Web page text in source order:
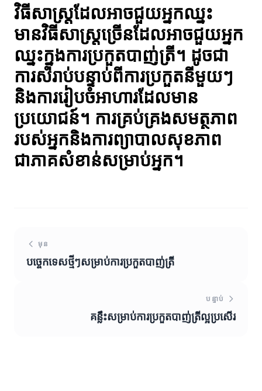
វិធីសាស្ត្រដែលអាចជួយអ្នកឈ្នះ
មានវិធីសាស្ត្រច្រើនដែលអាចជួយអ្នក
ឈ្នះក្នុងការប្រកួតបាញ់ត្រី។ ដូចជា
ការសំរាប់បន្ទាប់ពីការប្រកួតនីមួយៗ
និងការរៀបចំអាហារដែលមាន
ប្រយោជន៍។ ការគ្រប់គ្រងសមត្ថភាព
របស់អ្នកនិងការព្យាបាលសុខភាព
ជាភាគសំខាន់សម្រាប់អ្នក។
មុន
បច្ចេកទេសថ្មីៗសម្រាប់ការប្រកួតបាញ់ត្រី
បន្ទាប់
គន្លឹះសម្រាប់ការប្រកួតបាញ់ត្រីល្អប្រសើរ